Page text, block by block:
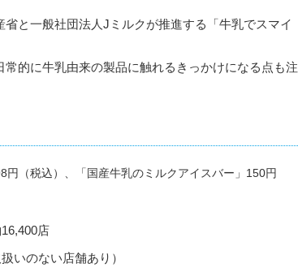
と一般社団法人Jミルクが推進する「牛乳でスマイ
的に牛乳由来の製品に触れるきっかけになる点も注
（税込）、「国産牛乳のミルクアイスバー」150円
店
いのない店舗あり）